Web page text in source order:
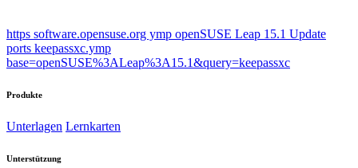
https software.opensuse.org ymp openSUSE Leap 15.1 Update
ports keepassxc.ymp
base=openSUSE%3ALeap%3A15.1&query=keepassxc
Produkte
Unterlagen Lernkarten
Unterstützung